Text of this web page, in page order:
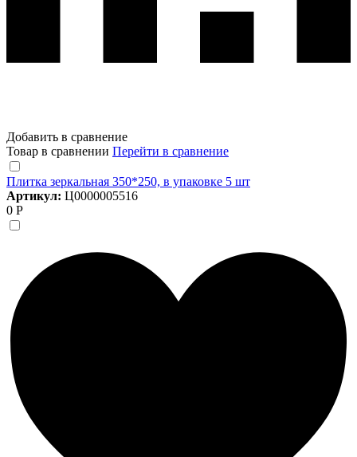
Добавить в сравнение
Товар в сравнении Перейти в сравнение
Плитка зеркальная 350*250, в упаковке 5 шт
Артикул: Ц0000005516
0 Р